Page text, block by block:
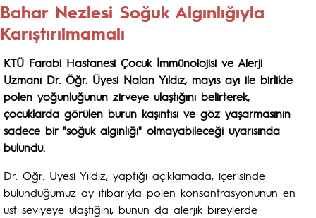
Bahar Nezlesi Soğuk Algınlığıyla
Karıştırılmamalı
KTÜ Farabi Hastanesi Çocuk İmmünolojisi ve Alerji
Uzmanı Dr. Öğr. Üyesi Nalan Yıldız, mayıs ayı ile birlikte
polen yoğunluğunun zirveye ulaştığını belirterek,
çocuklarda görülen burun kaşıntısı ve göz yaşarmasının
sadece bir "soğuk algınlığı" olmayabileceği uyarısında
bulundu.
Dr. Öğr. Üyesi Yıldız, yaptığı açıklamada, içerisinde
bulunduğumuz ay itibarıyla polen konsantrasyonunun en
üst seviyeye ulaştığını, bunun da alerjik bireylerde